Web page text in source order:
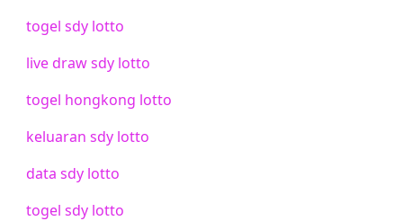
togel sdy lotto
live draw sdy lotto
togel hongkong lotto
keluaran sdy lotto
data sdy lotto
togel sdy lotto